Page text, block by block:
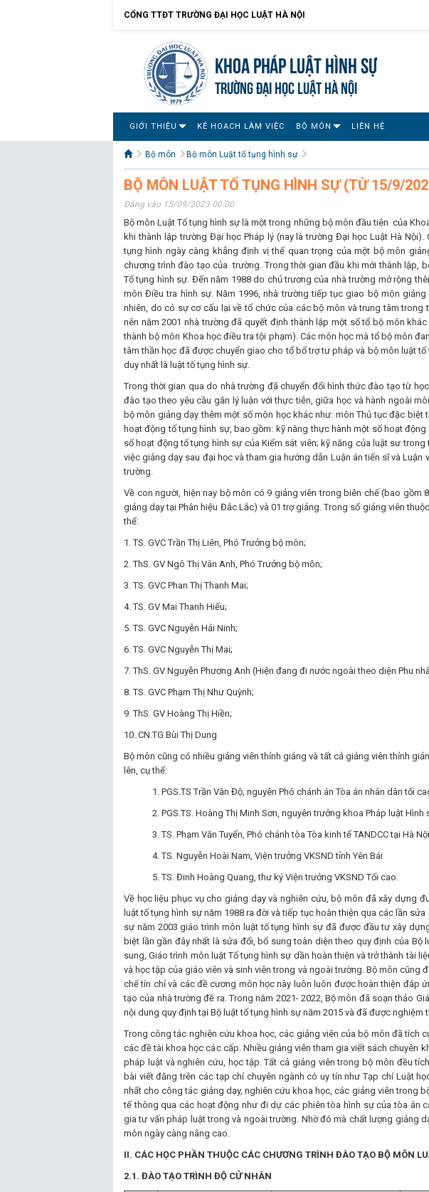
CỔNG TTĐT TRƯỜNG ĐẠI HỌC LUẬT HÀ NỘI
Khoa pháp luật Hình sự
TRƯỜNG ĐẠI HỌC LUẬT HÀ NỘI
GIỚI THIỆU KÊ HOẠCH LÀM VIỆC BỘ MÔN LIÊN HỆ
Bộ môn Bộ môn Luật tố tụng hình sự
BỘ MÔN LUẬT TỐ TỤNG HÌNH SỰ (TỪ 15/9/
Đăng vào 15/09/2023 00:00
Bộ môn Luật Tố tụng hình sự là một trong những bộ môn đầu tiên của
khi thành lập trường Đại học Pháp lý (nay là trường Đại học Luật Hà
tụng hình ngày càng khẳng định vị thế quan trọng của một bộ môn
chương trình đào tạo của trường. Trong thời gian đầu khi mới thành lập,
Tố tụng hình sự. Đến năm 1988 do chủ trương của nhà trường mở rộng
môn Điều tra hình sự. Năm 1996, nhà trường tiếp tục giao bộ môn
nhiên, do có sự cơ cấu lại về tổ chức của các bộ môn và trung tâm
nên năm 2001 nhà trường đã quyết định thành lập một số tổ bộ môn
thành bộ môn Khoa học điều tra tội phạm). Các môn học mà tổ bộ môn
tâm thần học đã được chuyển giao cho tổ bổ trợ tư pháp và bộ môn luật
duy nhất là luật tố tụng hình sự.
Trong thời gian qua do nhà trường đã chuyển đổi hình thức đào tạo từ
đào tạo theo yêu cầu gắn lý luận với thực tiễn, giữa học và hành ngoài
bộ môn giảng dạy thêm một số môn học khác như: môn Thủ tục đặc
hoạt động tố tụng hình sự, bao gồm: kỹ năng thực hành một số hoạt
số hoạt động tố tụng hình sự của Kiểm sát viên; kỹ năng của luật sư
việc giảng dạy sau đại học và tham gia hướng dẫn Luận án tiến sĩ và
trường.
Về con người, hiện nay bộ môn có 9 giảng viên trong biên chế (bao gồm
giảng dạy tại Phân hiệu Đắc Lắc) và 01 trợ giảng. Trong số giảng viên
thể:
1. TS. GVC Trần Thị Liên, Phó Trưởng bộ môn;
2. ThS. GV Ngô Thị Vân Anh, Phó Trưởng bộ môn;
3. TS. GVC Phan Thị Thanh Mai;
4. TS. GV Mai Thanh Hiếu;
5. TS. GVC Nguyễn Hải Ninh;
6. TS. GVC Nguyễn Thị Mai;
7. ThS. GV Nguyễn Phương Anh (Hiện đang đi nước ngoài theo diện Phu
8. TS. GVC Phạm Thị Như Quỳnh;
9. ThS. GV Hoàng Thị Hiền;
10. CN.TG Bùi Thị Dung
Bộ môn cũng có nhiều giảng viên thỉnh giảng và tất cả giảng viên thỉnh
lên, cụ thể:
1. PGS.TS Trần Văn Độ, nguyên Phó chánh án Tòa án nhân dân tối
2. PGS.TS. Hoàng Thị Minh Sơn, nguyên trưởng khoa Pháp luật
3. TS. Phạm Văn Tuyển, Phó chánh tòa Tòa kinh tế TANDCC tại Hà Nội
4. TS. Nguyễn Hoài Nam, Viện trưởng VKSND tỉnh Yên Bái
5. TS. Đinh Hoàng Quang, thư ký Viện trưởng VKSND Tối cao.
Về học liệu phục vụ cho giảng dạy và nghiên cứu, bộ môn đã xây dựng
luật tố tụng hình sự năm 1988 ra đời và tiếp tục hoàn thiện qua các lần
sự năm 2003 giáo trình môn luật tố tụng hình sự đã được đầu tư xây
biệt lần gần đây nhất là sửa đổi, bổ sung toàn diện theo quy định của Bộ
sung, Giáo trình môn luật Tố tụng hình sự dần hoàn thiện và trở thành tài
và học tập của giáo viên và sinh viên trong và ngoài trường. Bộ môn
chế tín chỉ và các đề cương môn học này luôn luôn được hoàn thiện đáp
tạo của nhà trường đề ra. Trong năm 2021- 2022, Bộ môn đã soạn thảo
nội dung quy định tại Bộ luật tố tụng hình sự năm 2015 và đã được
Trong công tác nghiên cứu khoa học, các giảng viên của bộ môn đã tích
các đề tài khoa học các cấp. Nhiều giảng viên tham gia viết sách chuyên
pháp luật và nghiên cứu, học tập. Tất cả giảng viên trong bộ môn đều
bài viết đăng trên các tạp chí chuyên ngành có uy tín như Tạp chí Luật
nhất cho công tác giảng dạy, nghiên cứu khoa học, các giảng viên trong
tế thông qua các hoạt động như đi dự các phiên tòa hình sự của tòa án
gia tư vấn pháp luật trong và ngoài trường. Nhờ đó mà chất lượng giảng
môn ngày càng nâng cao.
II. CÁC HỌC PHẦN THUỘC CÁC CHƯƠNG TRÌNH ĐÀO TẠO BỘ MÔN
2.1. ĐÀO TẠO TRÌNH ĐỘ CỬ NHÂN